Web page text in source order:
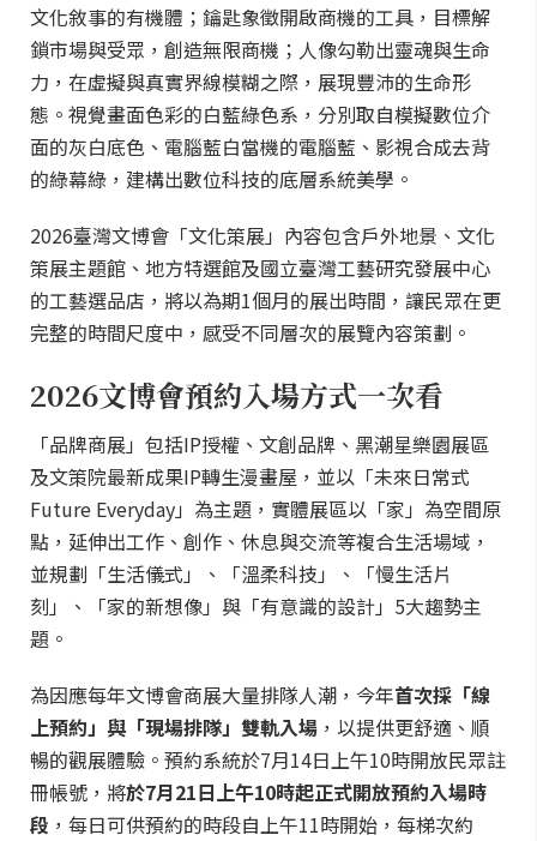
文化敘事的有機體；鑰匙象徵開啟商機的工具，目標解
鎖市場與受眾，創造無限商機；人像勾勒出靈魂與生命
力，在虛擬與真實界線模糊之際，展現豐沛的生命形
態。視覺畫面色彩的白藍綠色系，分別取自模擬數位介
面的灰白底色、電腦藍白當機的電腦藍、影視合成去背
的綠幕綠，建構出數位科技的底層系統美學。
2026臺灣文博會「文化策展」內容包含戶外地景、文化
策展主題館、地方特選館及國立臺灣工藝研究發展中心
的工藝選品店，將以為期1個月的展出時間，讓民眾在更
完整的時間尺度中，感受不同層次的展覽內容策劃。
2026文博會預約入場方式一次看
「品牌商展」包括IP授權、文創品牌、黑潮星樂園展區
及文策院最新成果IP轉生漫畫屋，並以「未來日常式
Future Everyday」為主題，實體展區以「家」為空間原
點，延伸出工作、創作、休息與交流等複合生活場域，
並規劃「生活儀式」、「溫柔科技」、「慢生活片
刻」、「家的新想像」與「有意識的設計」5大趨勢主
題。
為因應每年文博會商展大量排隊人潮，今年首次採「線
上預約」與「現場排隊」雙軌入場 ，以提供更舒適、順
暢的觀展體驗。預約系統於7月14日上午10時開放民眾註
冊帳號，將於7月21日上午10時起正式開放預約入場時
段 ，每日可供預約的時段自上午11時開始，每梯次約